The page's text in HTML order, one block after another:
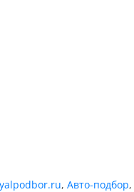
, Авто-подбор,